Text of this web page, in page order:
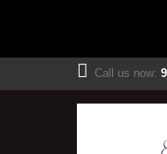
Call us now: